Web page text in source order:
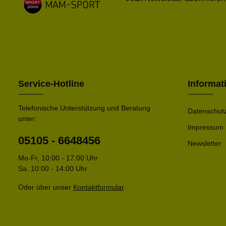
Service-Hotline
Telefonische Unterstützung und Beratung
unter:
05105 - 6648456
Mo-Fr, 10:00 - 17:00 Uhr
Sa. 10:00 - 14:00 Uhr
Oder über unser Kontaktformular.
Impressum
Newsletter